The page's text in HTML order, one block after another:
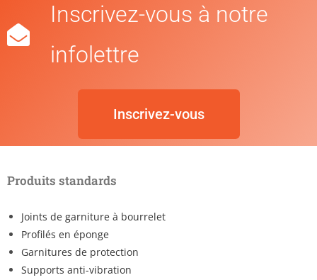
Inscrivez-vous à notre
infolettre
Inscrivez-vous
Produits standards
Joints de garniture à bourrelet
Profilés en éponge
Garnitures de protection
Supports anti-vibration